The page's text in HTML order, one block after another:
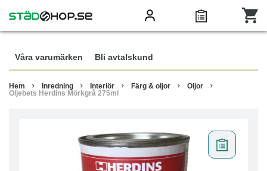
Våra varumärken Bli avtalskund
Hem Inredning Interiör Färg & oljor
Oljor
Oljebets Herdins Mörkgrå 275ml